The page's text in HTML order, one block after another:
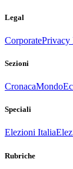
Legal
CorporatePrivacy
Sezioni
CronacaMondo
Speciali
Elezioni Italia
Rubriche